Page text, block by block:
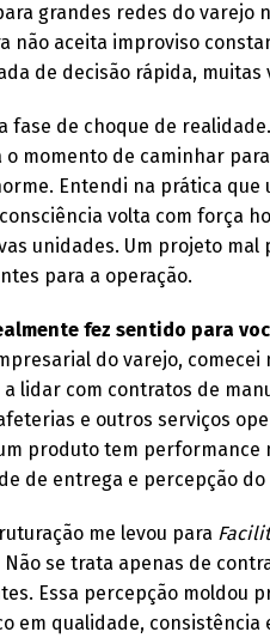
grandes redes do varejo
não aceita improviso
de decisão rápida,
fase de choque de
o momento de caminhar
Entendi na prática
volta com força
unidades. Um projeto
para a operação.
fez sentido para
do varejo,
a lidar com contratos de
e outros serviços
produto tem performance
de entrega e percepção
me levou para
Não se trata apenas de
Essa percepção moldou
em qualidade, consistência